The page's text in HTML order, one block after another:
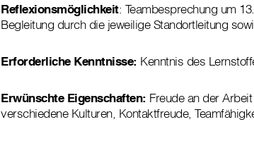
Reflexionsmöglichkeit: Teambesprechung um
Begleitung durch die jeweilige Standortleitung
Erforderliche Kenntnisse: Kenntnis des
Erwünschte Eigenschaften: Freude an der
verschiedene Kulturen, Kontaktfreude,